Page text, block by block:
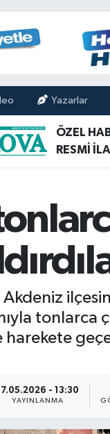
Yazarlar
ÖZEL
RESMİ
Akdeniz
tonlarca
17.05.2026 - 13:30
YAYINLANMA